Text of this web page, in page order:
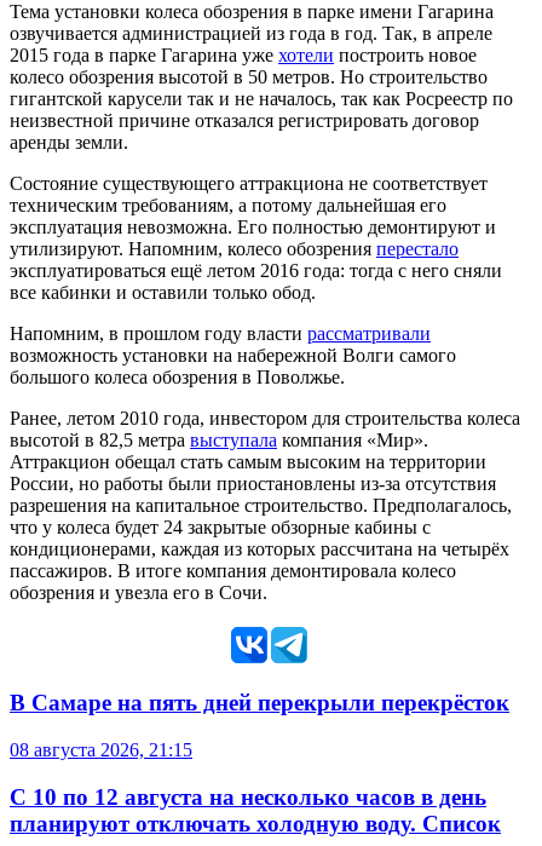
Тема установки колеса обозрения в парке имени Гагарина
озвучивается администрацией из года в год. Так, в апреле
2015 года в парке Гагарина уже хотели построить новое
колесо обозрения высотой в 50 метров. Но строительство
гигантской карусели так и не началось, так как Росреестр по
неизвестной причине отказался регистрировать договор
аренды земли.
Состояние существующего аттракциона не соответствует
техническим требованиям, а потому дальнейшая его
эксплуатация невозможна. Его полностью демонтируют и
утилизируют. Напомним, колесо обозрения перестало
эксплуатироваться ещё летом 2016 года: тогда с него сняли
все кабинки и оставили только обод.
Напомним, в прошлом году власти рассматривали
возможность установки на набережной Волги самого
большого колеса обозрения в Поволжье.
Ранее, летом 2010 года, инвестором для строительства колеса
высотой в 82,5 метра выступала компания «Мир».
Аттракцион обещал стать самым высоким на территории
России, но работы были приостановлены из-за отсутствия
разрешения на капитальное строительство. Предполагалось,
что у колеса будет 24 закрытые обзорные кабины с
кондиционерами, каждая из которых рассчитана на четырёх
пассажиров. В итоге компания демонтировала колесо
обозрения и увезла его в Сочи.
В Самаре на пять дней перекрыли перекрёсток
08 августа 2026, 21:15
С 10 по 12 августа на несколько часов в день
планируют отключать холодную воду. Список